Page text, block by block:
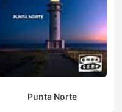
Punta Norte